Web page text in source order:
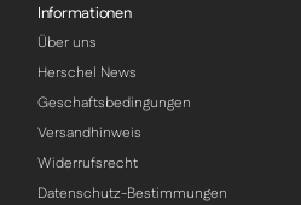
Informationen
Über uns
Herschel News
Geschaftsbedingungen
Versandhinweis
Widerrufsrecht
Datenschutz-Bestimmungen